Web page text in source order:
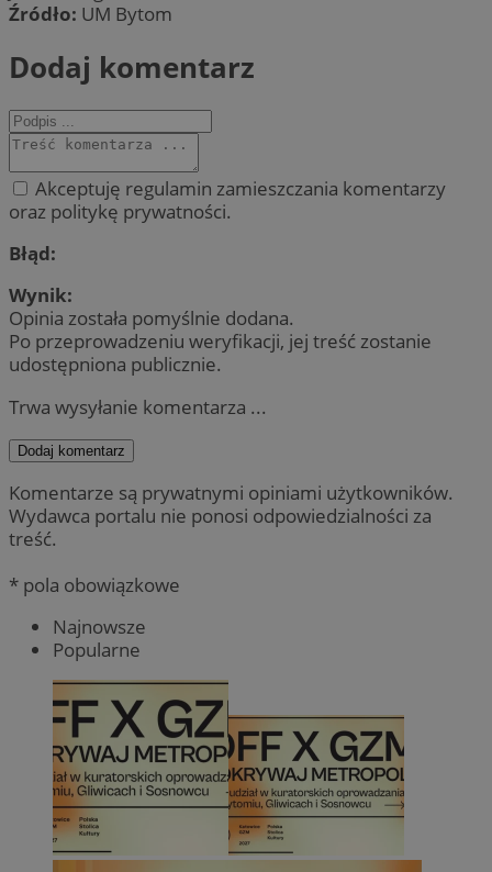
Źródło: UM Bytom
Dodaj komentarz
Akceptuję regulamin zamieszczania komentarzy
oraz politykę prywatności.
Błąd:
Wynik:
Opinia została pomyślnie dodana.
Po przeprowadzeniu weryfikacji, jej treść zostanie
udostępniona publicznie.
Trwa wysyłanie komentarza ...
Dodaj komentarz
Komentarze są prywatnymi opiniami użytkowników.
Wydawca portalu nie ponosi odpowiedzialności za
treść.
* pola obowiązkowe
Najnowsze
Popularne